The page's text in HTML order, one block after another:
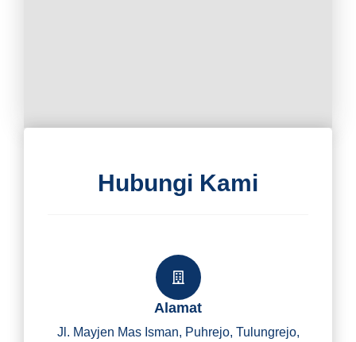
Hubungi Kami
Alamat
Jl. Mayjen Mas Isman, Puhrejo, Tulungrejo,